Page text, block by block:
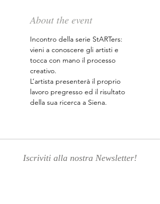
About the event
Incontro della serie StARTers:
vieni a conoscere gli artisti e
tocca con mano il processo
creativo.
L’artista presenterà il proprio
lavoro pregresso ed il risultato
della sua ricerca a Siena.
Iscriviti alla nostra Newsletter!